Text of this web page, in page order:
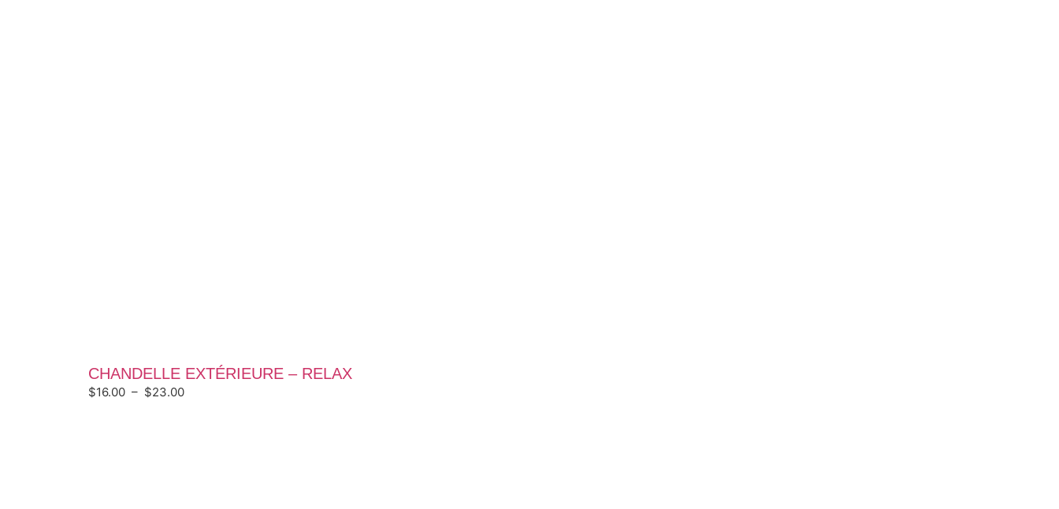
CHANDELLE EXTÉRIEURE – RELAX
$16.00 – $23.00